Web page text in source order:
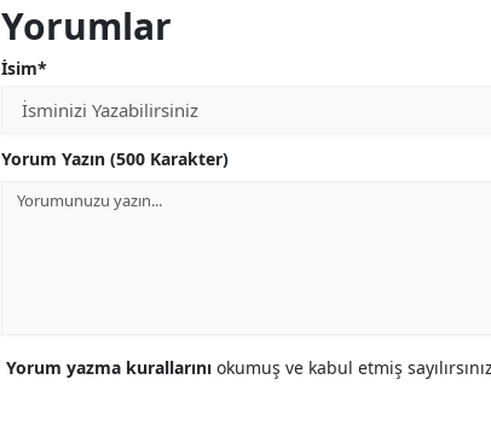
Yorumlar
İsim*
Yorum Yazın (500 Karakter)
Yorum yazma kurallarını okumuş ve kabul etmiş sayılırsınız